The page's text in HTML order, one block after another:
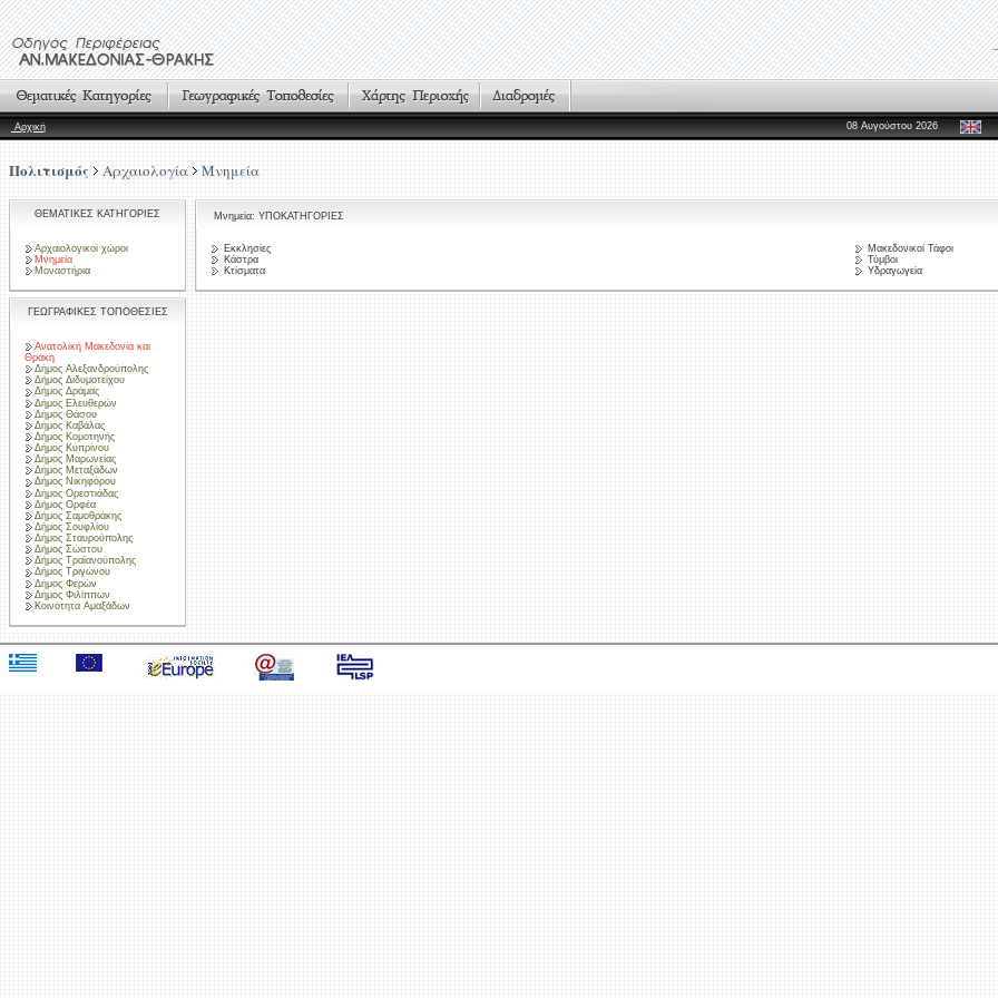
Αρχική 08 Αυγούστου 2026
Πολιτισμός Αρχαιολογία Μνημεία
ΘΕΜΑΤΙΚΕΣ ΚΑΤΗΓΟΡΙΕΣ
Αρχαιολογικοί χώροι
Μνημεία
Μοναστήρια
ΓΕΩΓΡΑΦΙΚΕΣ ΤΟΠΟΘΕΣΙΕΣ
Ανατολική Μακεδονία και
Θράκη
Δήμος Αλεξανδρούπολης
Δήμος Διδυμοτείχου
Δήμος Δράμας
Δήμος Ελευθερών
Δήμος Θάσου
Δήμος Καβάλας
Δήμος Κομοτηνής
Δήμος Κυπρίνου
Δήμος Μαρωνείας
Δήμος Μεταξάδων
Δήμος Νικηφόρου
Δήμος Ορεστιάδας
Δήμος Ορφέα
Δήμος Σαμοθράκης
Δήμος Σουφλίου
Δήμος Σταυρούπολης
Δήμος Σώστου
Δήμος Τραϊανούπολης
Δήμος Τριγώνου
Δήμος Φερών
Δήμος Φιλίππων
Κοινότητα Αμαξάδων
Μνημεία: ΥΠΟΚΑΤΗΓΟΡΙΕΣ
Εκκλησίες
Κάστρα
Κτίσματα
Μακεδονικοί Τάφοι
Τύμβοι
Υδραγωγεία